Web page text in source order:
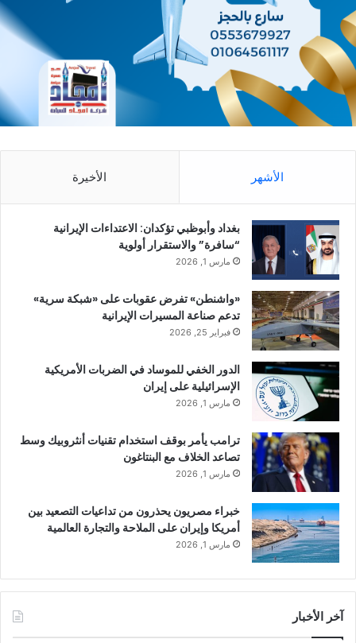
الأشهر الأخيرة
بغداد وأبوظبي تؤكدان: الاعتداءات الإيرانية
“سافرة” والاستقرار أولوية
مارس 1, 2026
«واشنطن» تفرض عقوبات على «شبكة سرية»
تدعم صناعة المسيرات الإيرانية
فبراير 25, 2026
الدور الخفي للموساد في الضربات الأمريكية
الإسرائيلية على إيران
مارس 1, 2026
ترامب يأمر بوقف استخدام تقنيات أنثروبيك وسط
تصاعد الخلاف مع البنتاغون
مارس 1, 2026
خبراء مصريون يحذرون من تداعيات التصعيد بين
أمريكا وإيران على الملاحة والتجارة العالمية
مارس 1, 2026
آخر الأخبار